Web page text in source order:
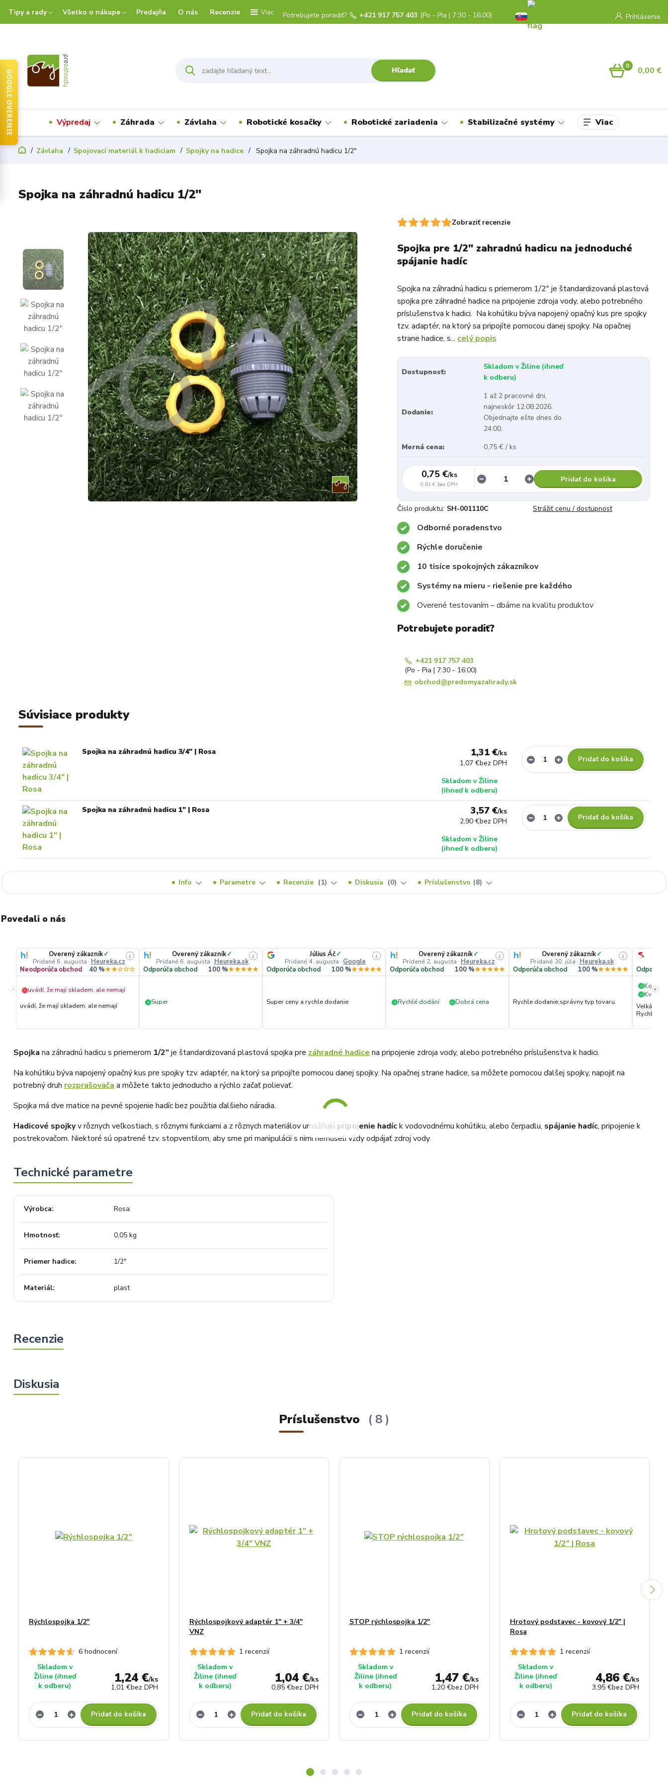
Tipy a rady Všetko o nákupe Predajňa O nás Recenzie Viac Prihlásenie
Hľadať
Potrebujete poradiť? +421 917 757 403 (Po - Pia | 7:30 - 16:00)
0 0,00 €
Výpredaj Záhrada Závlaha Robotické kosačky Robotické zariadenia Stabilizačné systémy Viac
Závlaha Spojovací materiál k hadiciam Spojky na hadice Spojka na záhradnú hadicu 1/2"
Spojka na záhradnú hadicu 1/2"
Zobraziť recenzie
Spojka pre 1/2" zahradnú hadicu na jednoduché
spájanie hadíc
Spojka na záhradnú hadicu s priemerom 1/2" je štandardizovaná plastová
spojka pre záhradné hadice na pripojenie zdroja vody, alebo potrebného
príslušenstva k hadici. Na kohútiku býva napojený opačný kus pre spojky
tzv. adaptér, na ktorý sa pripojíte pomocou danej spojky. Na opačnej
strane hadice, s... celý popis
Dostupnosť:
Skladom v Žiline (ihneď
k odberu)
Dodanie:
1 až 2 pracovné dni,
najneskôr 12.08.2026.
Objednajte ešte dnes do
24:00.
Merná cena:
0,75 € / ks
0,75 €/ks
0,61 € bez DPH
Pridať do košíka
Číslo produktu: SH-001110C Strážiť cenu / dostupnosť
Odborné poradenstvo
Rýchle doručenie
10 tisíce spokojných zákazníkov
Systémy na mieru - riešenie pre každého
Overené testovaním – dbáme na kvalitu produktov
Potrebujete poradiť?
+421 917 757 403
(Po - Pia | 7:30 - 16:00)
obchod@predomyazahrady.sk
Súvisiace produkty
Spojka na záhradnú hadicu 3/4" | Rosa 1,31 €/ks
1,07 €bez DPH
Skladom v Žiline
(ihneď k odberu)
Pridať do košíka
Spojka na záhradnú hadicu 1" | Rosa 3,57 €/ks
2,90 €bez DPH
Skladom v Žiline
(ihneď k odberu)
Pridať do košíka
Info Parametre Recenzie 1 Diskusia 0 Príslušenstvo 8
Povedali o nás
«
Overený zákazník✓
Pridané 6. augusta · Heureka.cz
i
Neodporúča obchod 40 %★★☆☆☆
− uvádí, že mají skladem, ale nemají
uvádí, že mají skladem, ale nemají
Overený zákazník✓
Pridané 6. augusta · Heureka.sk
i
Odporúča obchod 100 %★★★★★
+ Super
Július Áč✓
Pridané 4. augusta · Google
i
Odporúča obchod 100 %★★★★★
Super ceny a rychle dodanie
Overený zákazník✓
Pridané 2. augusta · Heureka.cz
i
Odporúča obchod 100 %★★★★★
+ Rychlé dodání + Dobrá cena
Overený zákazník✓
Pridané 30. júla · Heureka.sk
i
Odporúča obchod 100 %★★★★★
Rychle dodanie,správny typ tovaru.
+
+ Kvalita
Velká
Rychlé
»
Spojka na záhradnú hadicu s priemerom 1/2"je štandardizovaná plastová spojka pre záhradné hadice na pripojenie zdroja vody, alebo potrebného príslušenstva k hadici.
Na kohútiku býva napojený opačný kus pre spojky tzv. adaptér, na ktorý sa pripojíte pomocou danej spojky. Na opačnej strane hadice, sa môžete pomocou ďalšej spojky, napojiť na
potrebný druh rozprašovača a môžete takto jednoducho a rýchlo začať polievať.
Spojka má dve matice na pevné spojenie hadíc bez použitia ďalšieho náradia.
Hadicové spojkyv rôznych veľkostiach, s rôznymi funkciami a z rôznych materiálov umožňujú pripojenie hadíck vodovodnému kohútiku, alebo čerpadlu, spájanie hadíc, pripojenie k
postrekovačom. Niektoré sú opatrené tzv. stopventilom, aby sme pri manipulácii s nimi nemuseli vždy odpájať zdroj vody.
Výrobca Rosa
Hmotnosť 0,05 kg
Priemer hadice 1/2"
Materiál plast
Príslušenstvo 8
6 hodnocení
Rýchlospojka 1/2"
1,24 €/ks
1,01 €bez DPH
Skladom v
Žiline (ihneď
k odberu)
Pridať do košíka
1 recenzií
Rýchlospojkový adaptér 1" + 3/4"
VNZ
1,04 €/ks
0,85 €bez DPH
Skladom v
Žiline (ihneď
k odberu)
Pridať do košíka
1 recenzií
STOP rýchlospojka 1/2"
1,47 €/ks
1,20 €bez DPH
Skladom v
Žiline (ihneď
k odberu)
Pridať do košíka
1 recenzií
Hrotový podstavec - kovový 1/2" |
Rosa
4,86 €/ks
3,95 €bez DPH
Skladom v
Žiline (ihneď
k odberu)
Pridať do košíka
GOOGLE OVERENIE